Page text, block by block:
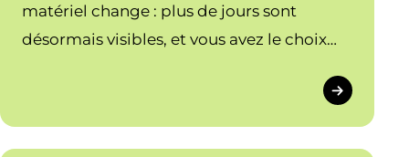
matériel change : plus de jours sont
désormais visibles, et vous avez le choix
Découvrez les nouvelles fonctionnalités.